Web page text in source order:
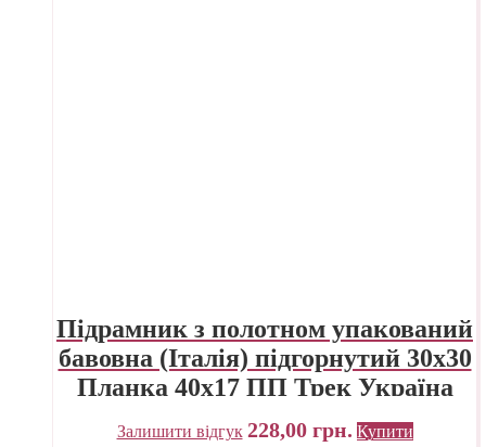
Підрамник з полотном упакований
бавовна (Італія) підгорнутий 30х30
Планка 40х17 ПП Трек Україна
Залишити відгук 228,00 грн. Купити